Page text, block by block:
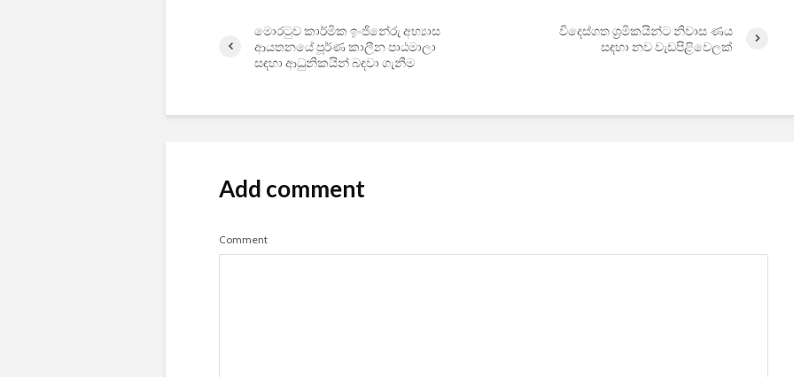
මොරටුව කාර්මික ඉංජිනේරු අභ්‍යාස
ආයතනයේ පූර්ණ කාලීන පාඨමාලා
සඳහා ආධුනිකයින් බඳවා ගැනීම
විදෙස්ගත ශ්‍රමිකයින්ට නිවාස ණය
සඳහා නව වැඩපිළිවෙලක්
Add comment
Comment